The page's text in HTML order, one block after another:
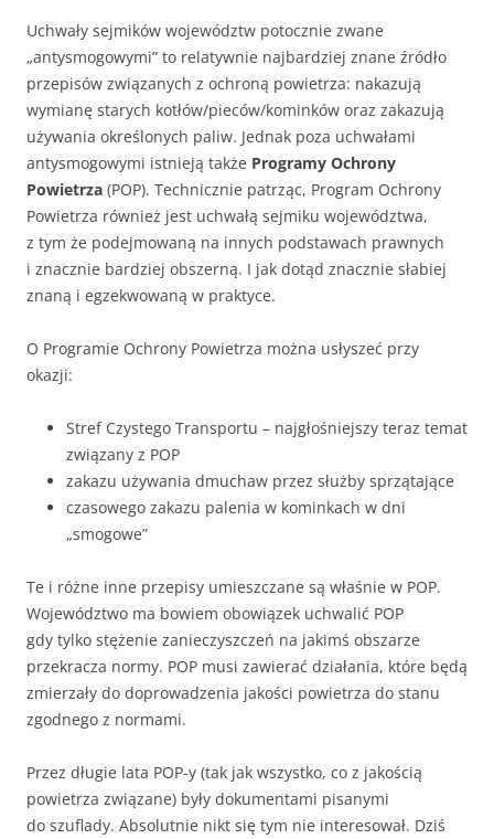
Uchwały sejmików województw potocznie zwane
„antysmogowymi” to relatywnie najbardziej znane źródło
przepisów związanych z ochroną powietrza: nakazują
wymianę starych kotłów/pieców/kominków oraz zakazują
używania określonych paliw. Jednak poza uchwałami
antysmogowymi istnieją także Programy Ochrony
Powietrza (POP). Technicznie patrząc, Program Ochrony
Powietrza również jest uchwałą sejmiku województwa,
z tym że podejmowaną na innych podstawach prawnych
i znacznie bardziej obszerną. I jak dotąd znacznie słabiej
znaną i egzekwowaną w praktyce.
O Programie Ochrony Powietrza można usłyszeć przy
okazji:
Stref Czystego Transportu – najgłośniejszy teraz temat
związany z POP
zakazu używania dmuchaw przez służby sprzątające
czasowego zakazu palenia w kominkach w dni
„smogowe”
Te i różne inne przepisy umieszczane są właśnie w POP.
Województwo ma bowiem obowiązek uchwalić POP
gdy tylko stężenie zanieczyszczeń na jakimś obszarze
przekracza normy. POP musi zawierać działania, które będą
zmierzały do doprowadzenia jakości powietrza do stanu
zgodnego z normami.
Przez długie lata POP-y (tak jak wszystko, co z jakością
powietrza związane) były dokumentami pisanymi
do szuflady. Absolutnie nikt się tym nie interesował. Dziś